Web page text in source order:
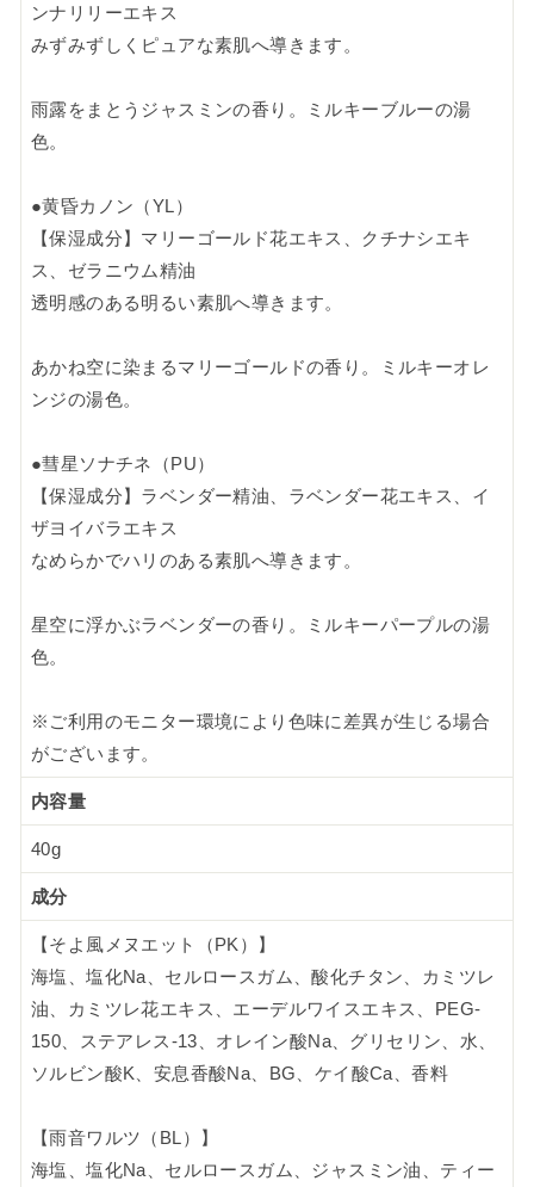
ンナリリーエキス
みずみずしくピュアな素肌へ導きます。
雨露をまとうジャスミンの香り。ミルキーブルーの湯
色。
●黄昏カノン（YL）
【保湿成分】マリーゴールド花エキス、クチナシエキ
ス、ゼラニウム精油
透明感のある明るい素肌へ導きます。
あかね空に染まるマリーゴールドの香り。ミルキーオレ
ンジの湯色。
●彗星ソナチネ（PU）
【保湿成分】ラベンダー精油、ラベンダー花エキス、イ
ザヨイバラエキス
なめらかでハリのある素肌へ導きます。
星空に浮かぶラベンダーの香り。ミルキーパープルの湯
色。
※ご利用のモニター環境により色味に差異が生じる場合
がございます。
内容量
40g
成分
【そよ風メヌエット（PK）】
海塩、塩化Na、セルロースガム、酸化チタン、カミツレ
油、カミツレ花エキス、エーデルワイスエキス、PEG-
150、ステアレス-13、オレイン酸Na、グリセリン、水、
ソルビン酸K、安息香酸Na、BG、ケイ酸Ca、香料
【雨音ワルツ（BL）】
海塩、塩化Na、セルロースガム、ジャスミン油、ティー